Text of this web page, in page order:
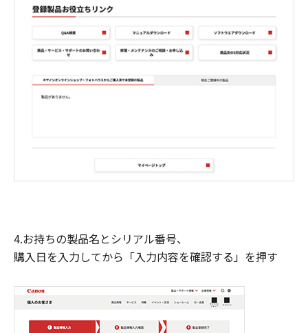
4.お持ちの製品名とシリアル番号、
購入日を入力してから「入力内容を確認する」を押す